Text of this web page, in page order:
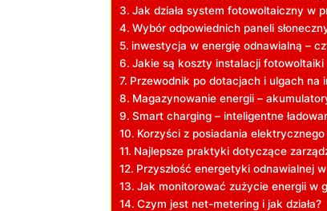
Jak ‍działa⁤ system fotowoltaiczny ‍w
Wybór odpowiednich paneli
inwestycja w energię⁣ odnawialną –
Jakie są koszty instalacji fotowoltaiki
Przewodnik po ⁢dotacjach i ulgach ‍na
Magazynowanie energii –
Smart charging – ‌inteligentne
Korzyści z posiadania
Najlepsze praktyki dotyczące
Przyszłość energetyki odnawialnej
Jak⁣ monitorować⁤ zużycie energii w⁤
Czym ​jest net-metering i jak ⁤działa?